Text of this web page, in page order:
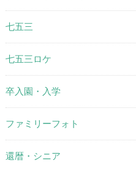
七五三
七五三ロケ
卒入園・入学
ファミリーフォト
還暦・シニア